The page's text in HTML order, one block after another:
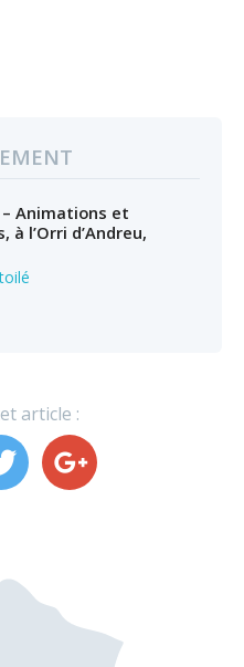
Animations et
à l’Orri d’Andreu,
article :